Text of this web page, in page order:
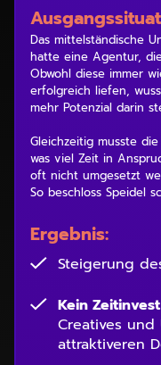
Das mittelständische
hatte eine Agentur,
Obwohl diese immer
erfolgreich liefen,
mehr Potenzial darin
Gleichzeitig musste
was viel Zeit in
oft nicht umgesetzt
So beschloss Speidel
Ergebnis:
Steigerung
Kein Zeitinvest
Creatives und
attraktiveren